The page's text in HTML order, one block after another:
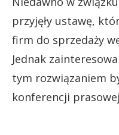
przyjęły ustawę,
firm do sprzedaży
Jednak
tym rozwiązaniem
konferencji